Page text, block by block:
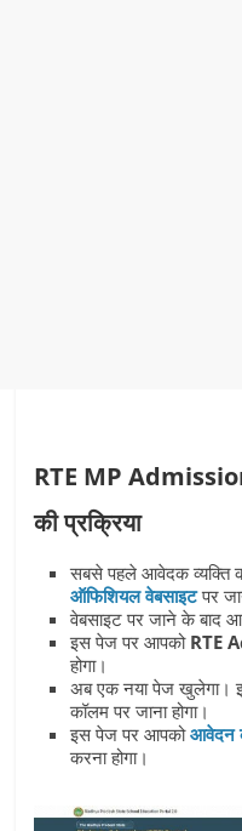
RTE MP
की प्रक्रिया
सबसे पहले आवेदक व्यक्ति
ऑफिशियल वेबसाइट पर
वेबसाइट पर जाने के बाद
इस पेज पर आपको RTE
होगा।
अब एक नया पेज खुलेगा।
कॉलम पर जाना होगा।
इस पेज पर आपकोआवेदन
करना होगा।